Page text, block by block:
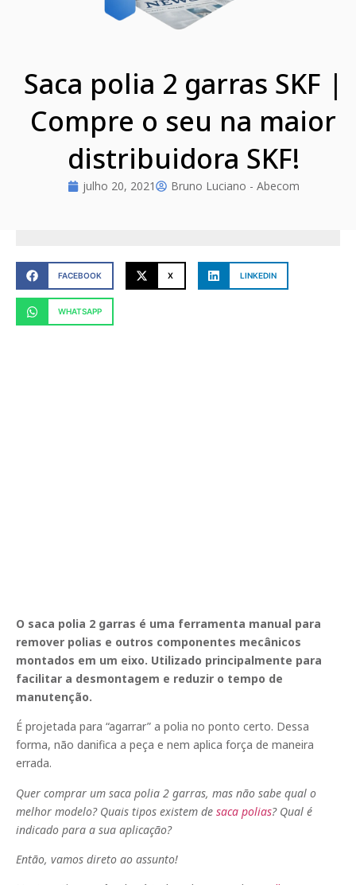
Saca polia 2 garras SKF |
Compre o seu na maior
distribuidora SKF!
julho 20, 2021 Bruno Luciano - Abecom
FACEBOOK X LINKEDIN
WHATSAPP
O saca polia 2 garras é uma ferramenta manual para
remover polias e outros componentes mecânicos
montados em um eixo. Utilizado principalmente para
facilitar a desmontagem e reduzir o tempo de
manutenção.
É projetada para “agarrar” a polia no ponto certo. Dessa
forma, não danifica a peça e nem aplica força de maneira
errada.
Quer comprar um saca polia 2 garras, mas não sabe qual o
melhor modelo? Quais tipos existem de saca polias? Qual é
indicado para a sua aplicação?
Então, vamos direto ao assunto!